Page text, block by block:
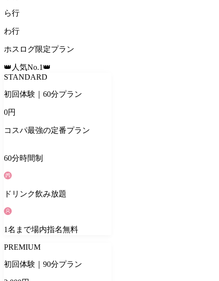
ら行
わ行
ホスログ限定プラン
👑人気No.1👑
STANDARD
初回体験｜60分プラン
0円
コスパ最強の定番プラン
60分時間制
ドリンク飲み放題
1名 まで場内指名無料
PREMIUM
初回体験｜90分プラン